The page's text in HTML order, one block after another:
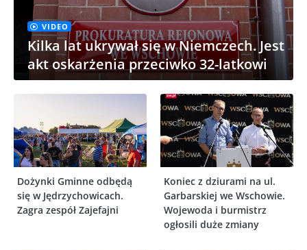
VIDEO
Kilka lat ukrywał się w Niemczech. Jest
akt oskarżenia przeciwko 32-latkowi
Dożynki Gminne odbędą
się w Jędrzychowicach.
Zagra zespół Zajefajni
Koniec z dziurami na ul.
Garbarskiej we Wschowie.
Wojewoda i burmistrz
ogłosili duże zmiany